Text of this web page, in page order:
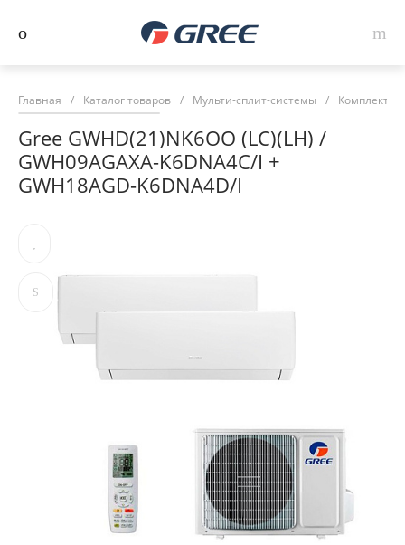
Главная / Каталог товаров / Мульти-сплит-системы / Комплекты
Gree GWHD(21)NK6OO (LC)(LH) /
GWH09AGAXA-K6DNA4C/I +
GWH18AGD-K6DNA4D/I